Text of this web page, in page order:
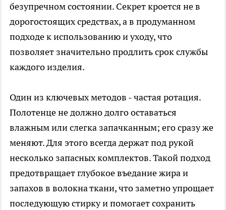
безупречном состоянии. Секрет кроется не в
дорогостоящих средствах, а в продуманном
подходе к использованию и уходу, что
позволяет значительно продлить срок службы
каждого изделия.
Один из ключевых методов - частая ротация.
Полотенце не должно долго оставаться
влажным или слегка запачканным; его сразу же
меняют. Для этого всегда держат под рукой
несколько запасных комплектов. Такой подход
предотвращает глубокое въедание жира и
запахов в волокна ткани, что заметно упрощает
последующую стирку и помогает сохранить